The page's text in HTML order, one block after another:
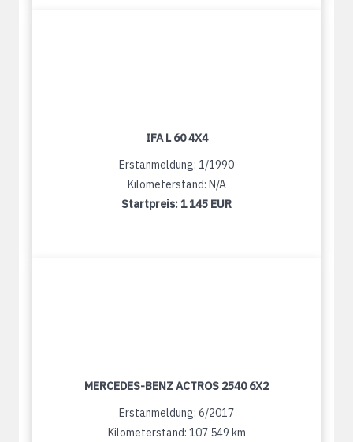
IFA L 60 4X4
Erstanmeldung: 1/1990
Kilometerstand: N/A
Startpreis:1 145 EUR
MERCEDES-BENZ ACTROS 2540 6X2
Erstanmeldung: 6/2017
Kilometerstand: 107 549 km